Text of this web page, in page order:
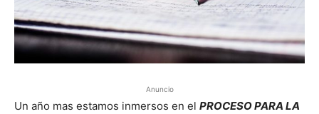
Anuncio
Un año mas estamos inmersos en el PROCESO PARA LA